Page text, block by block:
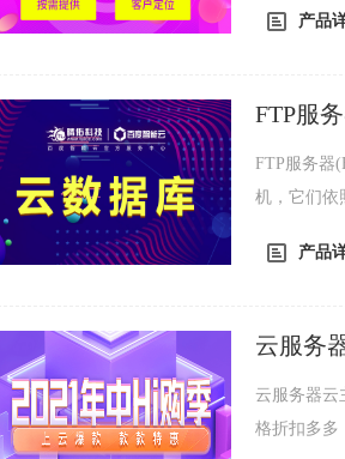
产品
FTP服
FTP服务器
机，它们依
产品
云服务
云服务器云
格折扣多多